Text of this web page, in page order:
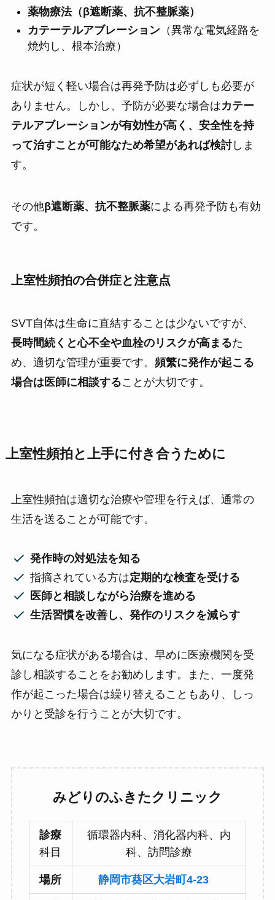
薬物療法（β遮断薬、抗不整脈薬）
カテーテルアブレーション（異常な電気経路を
焼灼し、根本治療）
症状が短く軽い場合は再発予防は必ずしも必要が
ありません。しかし、予防が必要な場合はカテー
テルアブレーションが有効性が高く、安全性を持
って治すことが可能なため希望があれば検討しま
す。
その他β遮断薬、抗不整脈薬による再発予防も有効
です。
上室性頻拍の合併症と注意点
SVT自体は生命に直結することは少ないですが、
長時間続くと心不全や血栓のリスクが高まるた
め、適切な管理が重要です。 頻繁に発作が起こる
場合は医師に相談することが大切です。
上室性頻拍と上手に付き合うために
上室性頻拍は適切な治療や管理を行えば、通常の
生活を送ることが可能です。
発作時の対処法を知る
指摘されている方は定期的な検査を受ける
医師と相談しながら治療を進める
生活習慣を改善し、発作のリスクを減らす
気になる症状がある場合は、早めに医療機関を受
診し相談することをお勧めします。また、一度発
作が起こった場合は繰り替えることもあり、しっ
かりと受診を行うことが大切です。
みどりのふきたクリニック
診療
科目
循環器内科、消化器内科、内
科、訪問診療
場所 静岡市葵区大岩町4-23